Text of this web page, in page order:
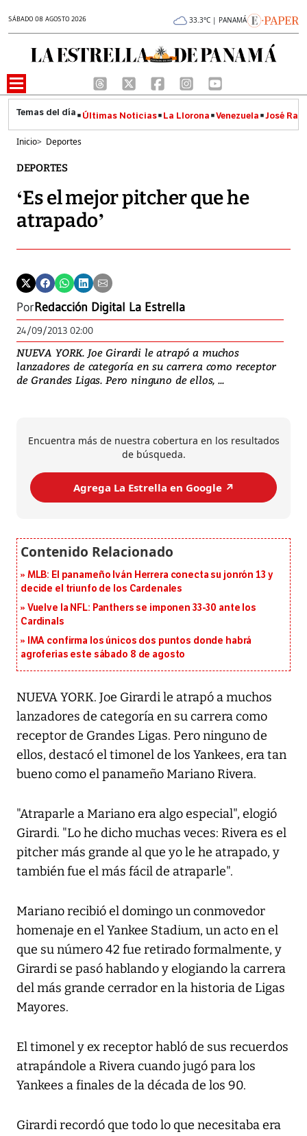
SÁBADO 08 AGOSTO 2026 33.3°C | PANAMÁ
Últimas Noticias La Llorona Venezuela José
Inicio> Deportes
DEPORTES
‘Es el mejor pitcher que he
atrapado’
PorRedacción Digital La Estrella
24/09/2013 02:00
NUEVA YORK. Joe Girardi le atrapó a muchos
lanzadores de categoría en su carrera como receptor
de Grandes Ligas. Pero ninguno de ellos, ...
Encuentra más de nuestra cobertura en los resultados
de búsqueda.
Agrega La Estrella en Google ↗️
MLB: El panameño Iván Herrera conecta su jonrón 13 y
decide el triunfo de los Cardenales
Vuelve la NFL: Panthers se imponen 33-30 ante los
Cardinals
IMA confirma los únicos dos puntos donde habrá
agroferias este sábado 8 de agosto
NUEVA YORK. Joe Girardi le atrapó a muchos
lanzadores de categoría en su carrera como
receptor de Grandes Ligas. Pero ninguno de
ellos, destacó el timonel de los Yankees, era tan
bueno como el panameño Mariano Rivera.
"Atraparle a Mariano era algo especial", elogió
Girardi. "Lo he dicho muchas veces: Rivera es el
pitcher más grande al que yo le he atrapado, y
también fue el más fácil de atraparle".
Mariano recibió el domingo un conmovedor
homenaje en el Yankee Stadium, un acto en el
que su número 42 fue retirado formalmente, y
Girardi se pasó hablando y elogiando la carrera
del más grande cerrador en la historia de Ligas
Mayores.
El timonel y ex receptor habló de sus recuerdos
atrapándole a Rivera cuando jugó para los
Yankees a finales de la década de los 90.
Girardi recordó que todo lo que necesitaba era